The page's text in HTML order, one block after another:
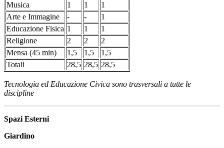
Musica
1 1
1
Arte e Immagine
- -
1
Educazione Fisica 1 1
1
Religione
2 2
2
Mensa (45 min)
1,5 1,5
1,5
Totali
28,5 28,5 28,5
Tecnologia ed Educazione Civica sono trasversali a tutte le
discipline
Spazi Esterni
Giardino